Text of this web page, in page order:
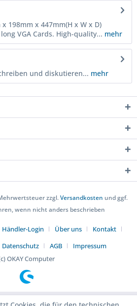
198mm x 447mm(H x W x D)
VGA Cards. High-quality... mehr
und diskutieren... mehr
zzgl.Versandkosten und ggf.
wenn nicht anders beschrieben
Händler-Login Über uns
Kontakt
Datenschutz AGB
Impressum
OKAY Computer